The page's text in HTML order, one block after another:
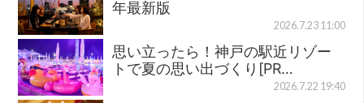
年最新版
2026.7.23 11:00
思い立ったら！神戸の駅近リゾー
トで夏の思い出づくり[PR…
2026.7.22 19:40